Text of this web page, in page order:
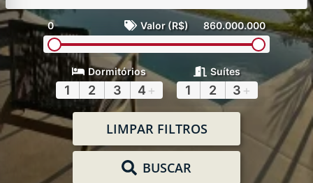
0 Valor (R$) 860.000.000
Dormitórios
1 2 3 4 +
Suítes
1 2 3 +
LIMPAR FILTROS
BUSCAR